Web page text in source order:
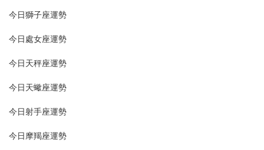
今日獅子座運勢
今日處女座運勢
今日天秤座運勢
今日天蠍座運勢
今日射手座運勢
今日摩羯座運勢